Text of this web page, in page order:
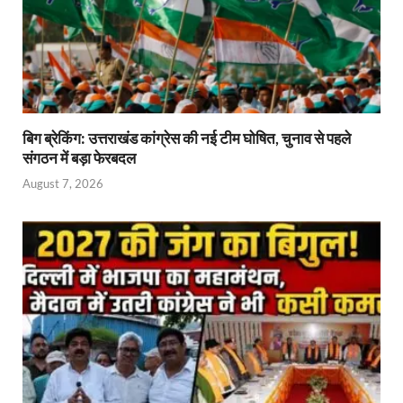
बिग ब्रेकिंग: उत्तराखंड कांग्रेस की नई टीम घोषित, चुनाव से पहले
संगठन में बड़ा फेरबदल
August 7, 2026